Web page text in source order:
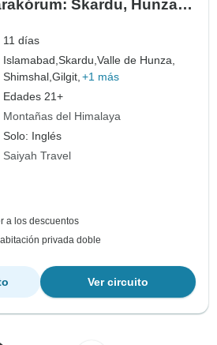
Skardu, Hunza y
11 días
Islamabad,Skardu,Valle de Hunza,
Shimshal,Gilgit, +1 más
Edades 21+
Montañas del Himalaya
Solo: Inglés
Saiyah Travel
a los descuentos
privada doble
Ver circuito